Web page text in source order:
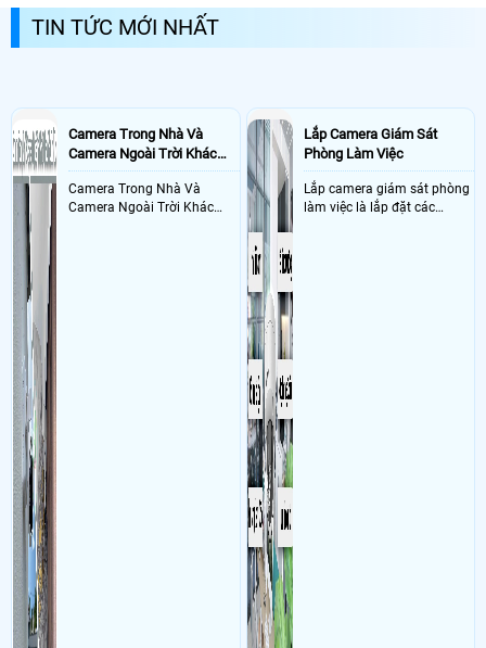
đã và đang cung cấp các sản phẩm,...
TIN TỨC MỚI NHẤT
Camera Trong Nhà Và
Camera Ngoài Trời Khác
Nhau Như Thế Nào
Camera Trong Nhà Và
Camera Ngoài Trời Khác
Lắp Camera Giám Sát
Phòng Làm Việc
Lắp camera giám sát phòng
làm việc là lắp đặt các